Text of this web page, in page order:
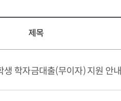
제목
학자금대출(무이자) 지원 안내